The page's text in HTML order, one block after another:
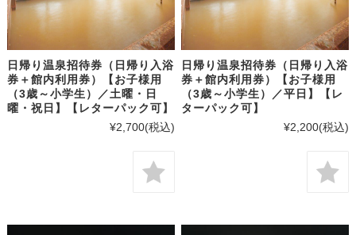
日帰り温泉招待券（日帰り入浴
券＋館内利用券）【お子様用
（3歳～小学生）／土曜・日
曜・祝日】【レターパック可】
¥2,700(税込)
日帰り温泉招待券（日帰り入浴
券＋館内利用券）【お子様用
（3歳～小学生）／平日】【レ
ターパック可】
¥2,200(税込)